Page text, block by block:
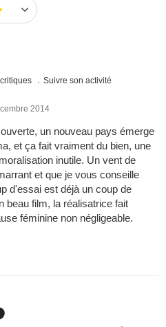
Suivre son activité
2014
un nouveau pays émerge
et ça fait vraiment du bien, une
inutile. Un vent de
et que je vous conseille
d'essai est déjà un coup de
beau film, la réalisatrice fait
féminine non négligeable.